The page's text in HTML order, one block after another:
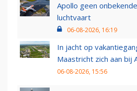
Apollo geen
luchtvaart
06-08-2026, 16:19
In jacht op
Maastricht zich aan bij
06-08-2026, 15:56